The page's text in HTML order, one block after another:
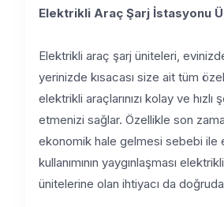
Elektrikli Araç Şarj İstasyonu
Elektrikli araç şarj üniteleri,
yerinizde kısacası size ait tüm özel
elektrikli araçlarınızı kolay ve hızlı
etmenizi sağlar. Özellikle son
ekonomik hale gelmesi sebebi ile
kullanımının yaygınlaşması
ünitelerine olan ihtiyacı da